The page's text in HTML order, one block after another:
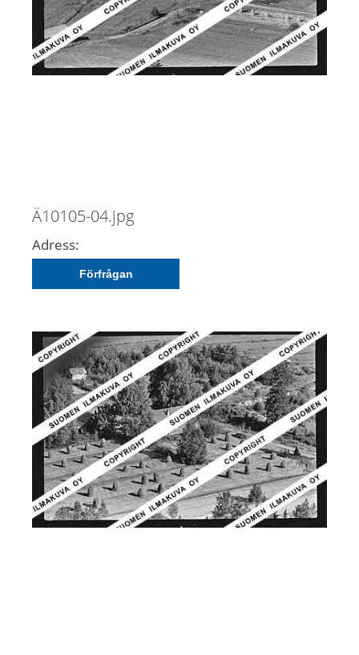
Ä10105-04.jpg
Adress:
Förfrågan